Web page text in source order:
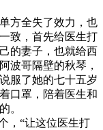
方全失了效力，也
致，首先给医生打
的妻子，也就给西
波哥隔壁的秋琴，
服了她的七十五岁
口罩，陪着医生和
。
，“让这位医生打